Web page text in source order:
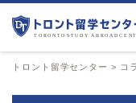
トロント留学センター > コ